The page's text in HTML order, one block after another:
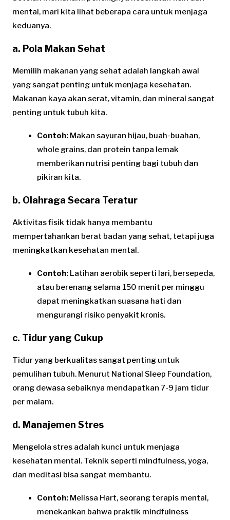
mental, mari kita lihat beberapa cara untuk menjaga
keduanya.
a. Pola Makan Sehat
Memilih makanan yang sehat adalah langkah awal
yang sangat penting untuk menjaga kesehatan.
Makanan kaya akan serat, vitamin, dan mineral sangat
penting untuk tubuh kita.
Contoh: Makan sayuran hijau, buah-buahan,
whole grains, dan protein tanpa lemak
memberikan nutrisi penting bagi tubuh dan
pikiran kita.
b. Olahraga Secara Teratur
Aktivitas fisik tidak hanya membantu
mempertahankan berat badan yang sehat, tetapi juga
meningkatkan kesehatan mental.
Contoh: Latihan aerobik seperti lari, bersepeda,
atau berenang selama 150 menit per minggu
dapat meningkatkan suasana hati dan
mengurangi risiko penyakit kronis.
c. Tidur yang Cukup
Tidur yang berkualitas sangat penting untuk
pemulihan tubuh. Menurut National Sleep Foundation,
orang dewasa sebaiknya mendapatkan 7-9 jam tidur
per malam.
d. Manajemen Stres
Mengelola stres adalah kunci untuk menjaga
kesehatan mental. Teknik seperti mindfulness, yoga,
dan meditasi bisa sangat membantu.
Contoh: Melissa Hart, seorang terapis mental,
menekankan bahwa praktik mindfulness